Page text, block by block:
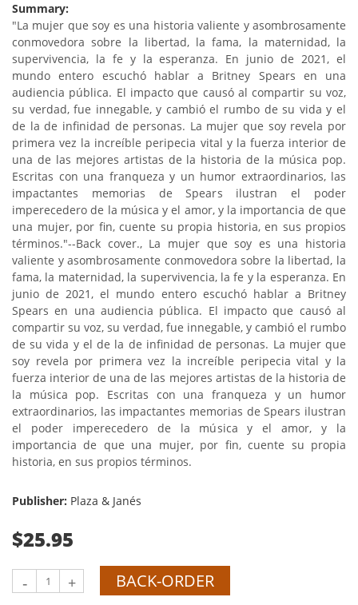
Summary:
"La mujer que soy es una historia valiente y asombrosamente
conmovedora sobre la libertad, la fama, la maternidad, la
supervivencia, la fe y la esperanza. En junio de 2021, el
mundo entero escuchó hablar a Britney Spears en una
audiencia pública. El impacto que causó al compartir su voz,
su verdad, fue innegable, y cambió el rumbo de su vida y el
de la de infinidad de personas. La mujer que soy revela por
primera vez la increíble peripecia vital y la fuerza interior de
una de las mejores artistas de la historia de la música pop.
Escritas con una franqueza y un humor extraordinarios, las
impactantes memorias de Spears ilustran el poder
imperecedero de la música y el amor, y la importancia de que
una mujer, por fin, cuente su propia historia, en sus propios
términos."--Back cover., La mujer que soy es una historia
valiente y asombrosamente conmovedora sobre la libertad, la
fama, la maternidad, la supervivencia, la fe y la esperanza. En
junio de 2021, el mundo entero escuchó hablar a Britney
Spears en una audiencia pública. El impacto que causó al
compartir su voz, su verdad, fue innegable, y cambió el rumbo
de su vida y el de la de infinidad de personas. La mujer que
soy revela por primera vez la increíble peripecia vital y la
fuerza interior de una de las mejores artistas de la historia de
la música pop. Escritas con una franqueza y un humor
extraordinarios, las impactantes memorias de Spears ilustran
el poder imperecedero de la música y el amor, y la
importancia de que una mujer, por fin, cuente su propia
historia, en sus propios términos.
Publisher: Plaza & Janés
$25.95
- + BACK-ORDER